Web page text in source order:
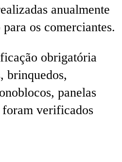
anualmente
os comerciantes.
obrigatória
brinquedos,
panelas
foram verificados